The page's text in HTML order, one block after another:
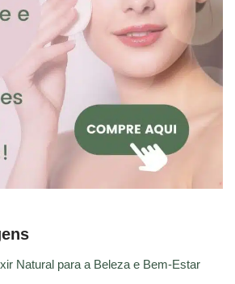
Natural para a Beleza e Bem-Estar